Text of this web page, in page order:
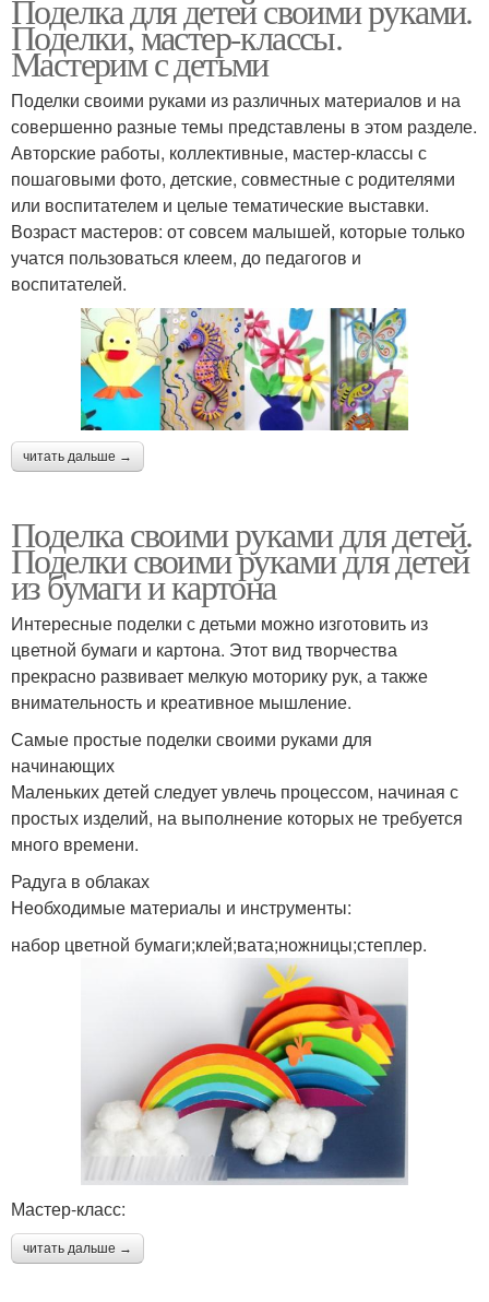
Поделка для детей своими руками.
Поделки, мастер-классы.
Мастерим с детьми
Поделки своими руками из различных материалов и на
совершенно разные темы представлены в этом разделе.
Авторские работы, коллективные, мастер-классы с
пошаговыми фото, детские, совместные с родителями
или воспитателем и целые тематические выставки.
Возраст мастеров: от совсем малышей, которые только
учатся пользоваться клеем, до педагогов и
воспитателей.
читать дальше →
Поделка своими руками для детей.
Поделки своими руками для детей
из бумаги и картона
Интересные поделки с детьми можно изготовить из
цветной бумаги и картона. Этот вид творчества
прекрасно развивает мелкую моторику рук, а также
внимательность и креативное мышление.
Самые простые поделки своими руками для
начинающих
Маленьких детей следует увлечь процессом, начиная с
простых изделий, на выполнение которых не требуется
много времени.
Радуга в облаках
Необходимые материалы и инструменты:
набор цветной бумаги;клей;вата;ножницы;степлер.
Мастер-класс:
читать дальше →